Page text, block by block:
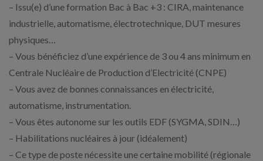
– Issu(e) d’une formation Bac à Bac +3 : CIRA, maintenance
industrielle, automatisme, électrotechnique, DUT mesures
physiques…
– Vous bénéficiez d’une expérience de 3 ou 4 ans minimum en
Centrale Nucléaire de Production d’Electricité (CNPE)
– Vous avez de bonnes connaissances en électricité,
automatisme, instrumentation.
– Vous êtes autonome sur les outils EDF (SYGMA, SDIN…)
– Habilitations nucléaires à jour (idéalement)
– Ce type de poste nécessite une certaine mobilité (régionale